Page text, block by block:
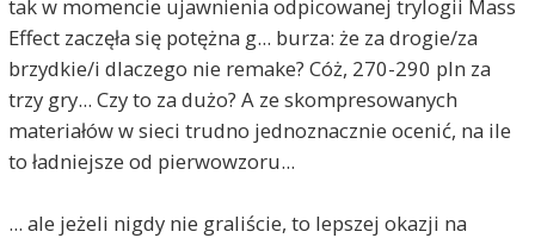
tak w momencie ujawnienia odpicowanej trylogii Mass
Effect zaczęła się potężna g... burza: że za drogie/za
brzydkie/i dlaczego nie remake? Cóż, 270-290 pln za
trzy gry... Czy to za dużo? A ze skompresowanych
materiałów w sieci trudno jednoznacznie ocenić, na ile
to ładniejsze od pierwowzoru...
... ale jeżeli nigdy nie graliście, to lepszej okazji na